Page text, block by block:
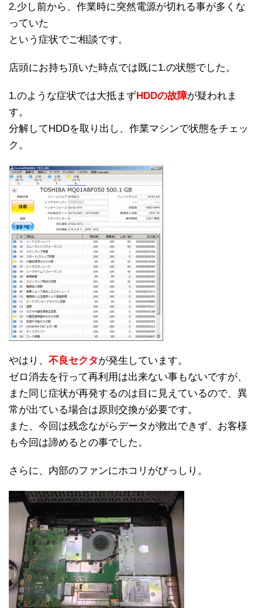
2.少し前から、作業時に突然電源が切れる事が多くな
っていた
という症状でご相談です。
店頭にお持ち頂いた時点では既に1.の状態でした。
1.のような症状では大抵まずHDDの故障が疑われま
す。
分解してHDDを取り出し、作業マシンで状態をチェッ
ク。
やはり、 不良セクタが発生しています。
ゼロ消去を行って再利用は出来ない事もないですが、
また同じ症状が再発するのは目に見えているので、異
常が出ている場合は原則交換が必要です。
また、今回は残念ながらデータが救出できず、お客様
も今回は諦めるとの事でした。
さらに、内部のファンにホコリがびっしり。